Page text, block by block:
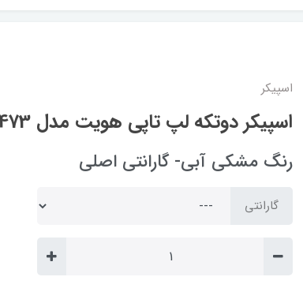
اسپیکر
اسپیکر دوتکه لپ تاپی هویت مدل Havit SK473
رنگ مشکی آبی- گارانتی اصلی
گارانتی